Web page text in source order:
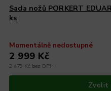
Sada nožů PORKERT
ks
Momentálně nedostupné
2 479 Kč bez DPH
2 999 Kč
Zvolit